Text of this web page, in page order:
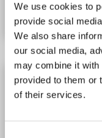
We use cookies to
provide social
We also share
our social media,
may combine it with
provided to them or
of their services.
Datenblatt
CUZD1
CUZD1 Reaktivität: